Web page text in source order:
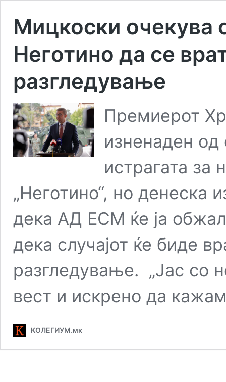
Мицкоски очекува
Неготино да се
разгледување
Премиерот
изненаден од
истрагата за
„Неготино“, но денеска
дека АД ЕСМ ќе ја
дека случајот ќе биде
разгледување. „Јас со
вест и искрено да
КОЛЕГИУМ.мк